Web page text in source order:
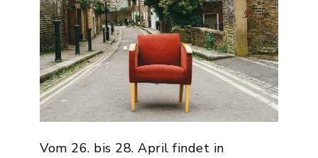
Vom 26. bis 28. April findet in